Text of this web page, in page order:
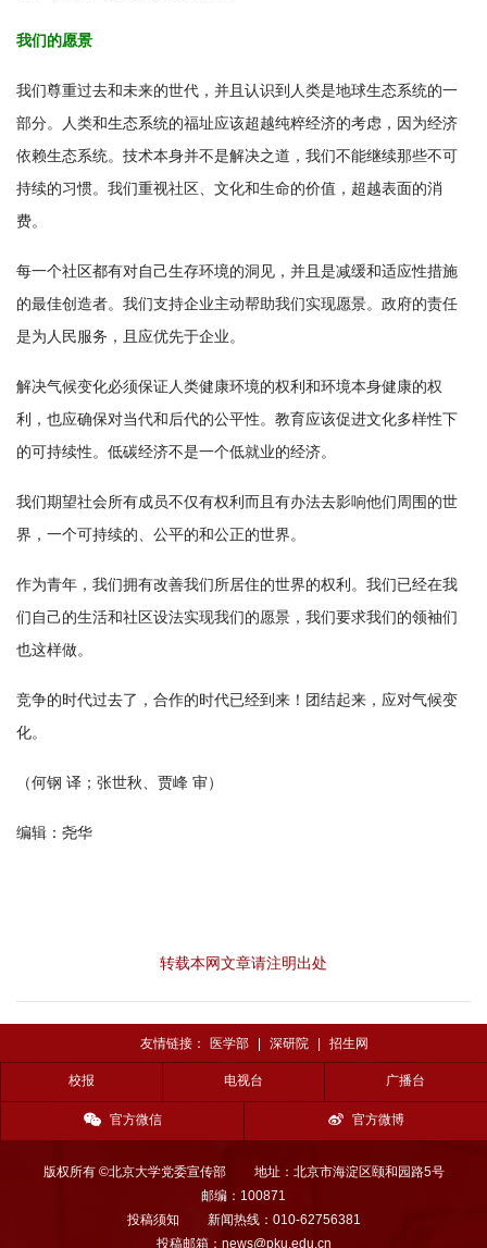
我们的愿景
我们尊重过去和未来的世代，并且认识到人类是地球生态系统的一
部分。人类和生态系统的福址应该超越纯粹经济的考虑，因为经济
依赖生态系统。技术本身并不是解决之道，我们不能继续那些不可
持续的习惯。我们重视社区、文化和生命的价值，超越表面的消
费。
每一个社区都有对自己生存环境的洞见，并且是减缓和适应性措施
的最佳创造者。我们支持企业主动帮助我们实现愿景。政府的责任
是为人民服务，且应优先于企业。
解决气候变化必须保证人类健康环境的权利和环境本身健康的权
利，也应确保对当代和后代的公平性。教育应该促进文化多样性下
的可持续性。低碳经济不是一个低就业的经济。
我们期望社会所有成员不仅有权利而且有办法去影响他们周围的世
界，一个可持续的、公平的和公正的世界。
作为青年，我们拥有改善我们所居住的世界的权利。我们已经在我
们自己的生活和社区设法实现我们的愿景，我们要求我们的领袖们
也这样做。
竞争的时代过去了，合作的时代已经到来！团结起来，应对气候变
化。
（何钢 译；张世秋、贾峰 审）
编辑：尧华
转载本网文章请注明出处
友情链接： 医学部 深研院 招生网
校报 电视台 广播台
官方微信 官方微博
版权所有 ©北京大学党委宣传部
地址：北京市海淀区颐和园路5号
邮编：100871
投稿须知
新闻热线：010-62756381
投稿邮箱：news@pku.edu.cn